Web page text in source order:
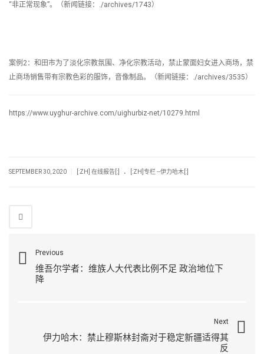
“非正常现象”。（新闻链接：./archives/1743）
案例2：和田市为了淡化宗教氛围、净化宗教活动，禁止蒙面妇女进入商场，禁
止商场销售带有宗教色彩的服饰，音像制品。（新闻链接：./archives/3535）
https://www.uyghur-archive.com/uighurbiz-net/10279.html
SEPTEMBER 30, 2020 [:ZH] 在线报告[:] . [:ZH]专栏 --伊力哈木[:]
Previous
维吾尔学者：维族人大代表比例不足 政治地位下
降
Next
伊力哈木：禁止穆斯林封斋对于稳定新疆适得其
反